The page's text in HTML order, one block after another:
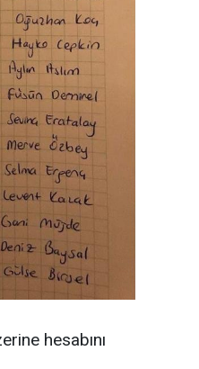
hesabını